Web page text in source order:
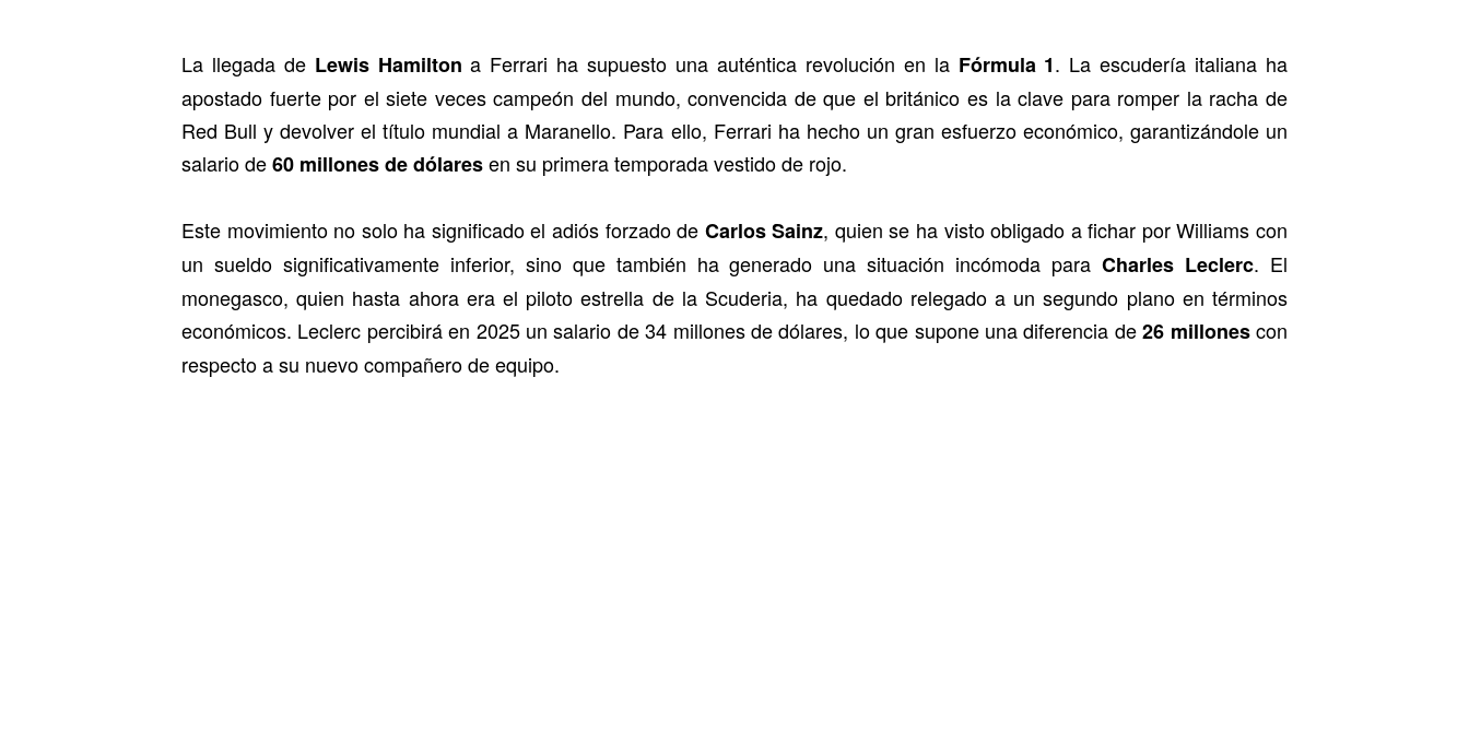
La llegada de Lewis Hamilton a Ferrari ha supuesto una auténtica revolución en la Fórmula 1. La escudería italiana ha
apostado fuerte por el siete veces campeón del mundo, convencida de que el británico es la clave para romper la racha de
Red Bull y devolver el título mundial a Maranello. Para ello, Ferrari ha hecho un gran esfuerzo económico, garantizándole un
salario de60 millones de dólaresen su primera temporada vestido de rojo.
Este movimiento no solo ha significado el adiós forzado de Carlos Sainz, quien se ha visto obligado a fichar por Williams con
un sueldo significativamente inferior, sino que también ha generado una situación incómoda paraCharles Leclerc. El
monegasco, quien hasta ahora era el piloto estrella de la Scuderia, ha quedado relegado a un segundo plano en términos
económicos. Leclerc percibirá en 2025 un salario de 34 millones de dólares, lo que supone una diferencia de26 millonescon
respecto a su nuevo compañero de equipo.